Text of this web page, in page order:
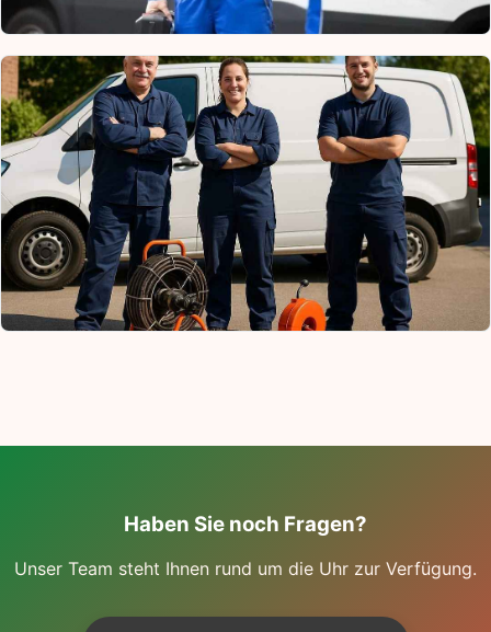
Haben Sie noch Fragen?
Unser Team steht Ihnen rund um die Uhr zur Verfügung.